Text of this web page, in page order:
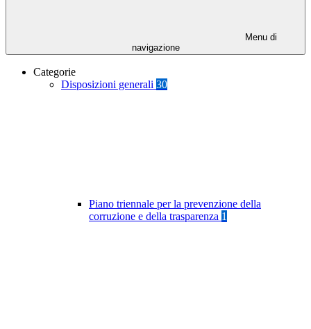
Menu di
navigazione
Categorie
Disposizioni generali 30
Piano triennale per la prevenzione della
corruzione e della trasparenza 1